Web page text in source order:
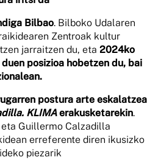
Bilbao. Bilboko Udalaren
Zentroak kultur
jarraitzen du, eta 2024ko
posizioa hobetzen du, bai
postura arte eskalatzea
KLIMAerakusketarekin.
Guillermo Calzadilla
erreferente diren ikusizko
piezarik